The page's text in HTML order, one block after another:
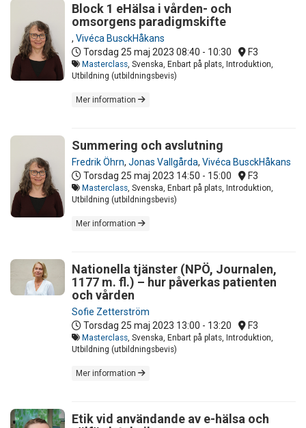
Block 1 eHälsa i vården- och
omsorgens paradigmskifte
, Vivéca BusckHåkans
Torsdag 25 maj 2023 08:40 - 10:30 F3
Masterclass, Svenska, Enbart på plats, Introduktion,
Utbildning (utbildningsbevis)
Mer information
Summering och avslutning
Fredrik Öhrn, Jonas Vallgårda, Vivéca BusckHåkans
Torsdag 25 maj 2023 14:50 - 15:00 F3
Masterclass, Svenska, Enbart på plats, Introduktion,
Utbildning (utbildningsbevis)
Mer information
Nationella tjänster (NPÖ, Journalen,
1177 m. fl.) – hur påverkas patienten
och vården
Sofie Zetterström
Torsdag 25 maj 2023 13:00 - 13:20 F3
Masterclass, Svenska, Enbart på plats, Introduktion,
Utbildning (utbildningsbevis)
Mer information
Etik vid användande av e-hälsa och